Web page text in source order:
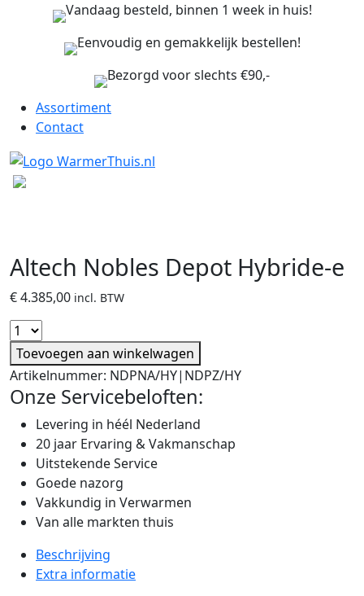
Vandaag besteld, binnen 1 week in huis!
Eenvoudig en gemakkelijk bestellen!
Bezorgd voor slechts €90,-
Assortiment
Contact
Altech Nobles Depot Hybride-e
€4.385,00 incl. BTW
Toevoegen aan winkelwagen
Artikelnummer: NDPNA/HY|NDPZ/HY
Onze Servicebeloften:
Levering in héél Nederland
20 jaar Ervaring & Vakmanschap
Uitstekende Service
Goede nazorg
Vakkundig in Verwarmen
Van alle markten thuis
Beschrijving
Extra informatie